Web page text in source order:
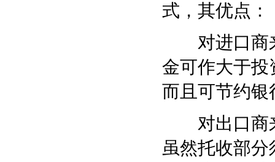
式，其优点：
对进口商来
金可作大于投
而且可节约银
对出口商来
虽然托收部